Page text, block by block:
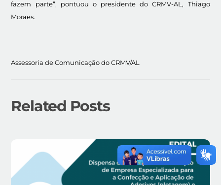
fazem parte”, pontuou o presidente do CRMV-AL, Thiago
Moraes.
Assessoria de Comunicação do CRMV/AL
Related Posts